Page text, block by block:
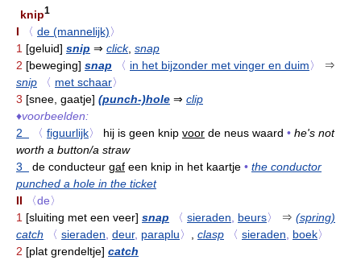
knip1
I 〈 de (mannelijk)〉
1 [geluid] snip ⇒ click, snap
2 [beweging] snap 〈 in het bijzonder met vinger en duim〉
⇒
snip
〈 met schaar〉
3 [snee, gaatje] (punch-)hole ⇒ clip
♦voorbeelden:
2
〈 figuurlijk〉 hij is geen knip voor de neus waard • he's not
worth a button/a straw
3
de conducteur gaf een knip in het kaartje • the conductor
punched a hole in the ticket
II
〈de〉
1 [sluiting met een veer] snap 〈 sieraden beurs〉 ⇒ (spring)
catch
〈 sieraden deur, paraplu〉 clasp 〈 sieraden boek〉
2 [plat grendeltje] catch